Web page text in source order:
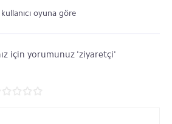
kullanıcı oyuna göre
için yorumunuz 'ziyaretçi'